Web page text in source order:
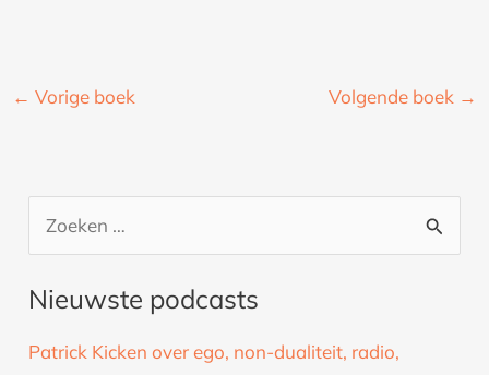
← Vorige boek Volgende boek →
e
k
Nieuwste podcasts
Patrick Kicken over ego, non-dualiteit, radio,